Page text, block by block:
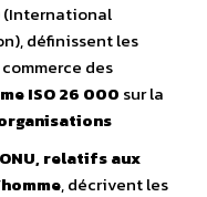
(International
définissent les
des
ISO 26 000 sur la
relatifs aux
, décrivent les